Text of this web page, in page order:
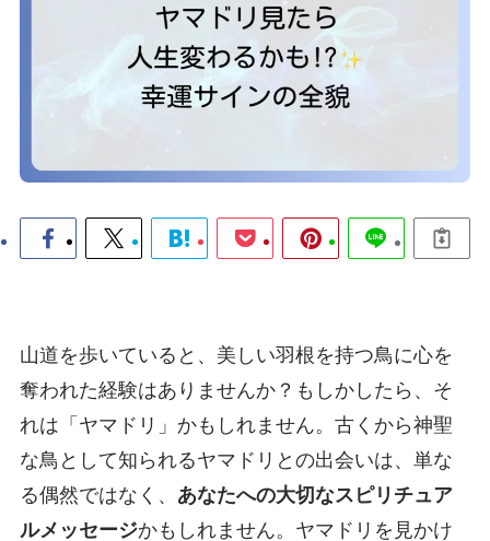
山道を歩いていると、美しい羽根を持つ鳥に心を
奪われた経験はありませんか？もしかしたら、そ
れは「ヤマドリ」かもしれません。古くから神聖
な鳥として知られるヤマドリとの出会いは、単な
る偶然ではなく、 あなたへの大切なスピリチュア
ルメッセージかもしれません。ヤマドリを見かけ